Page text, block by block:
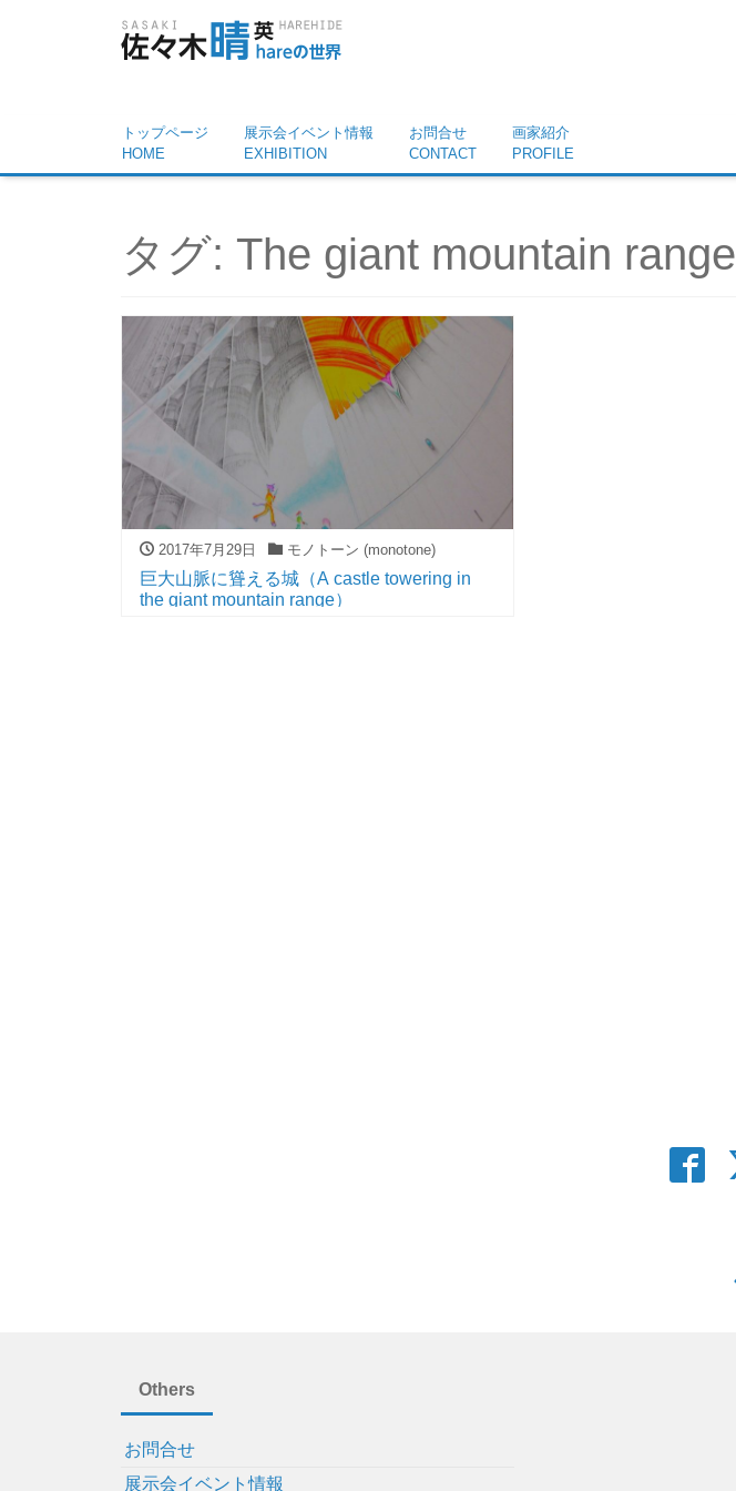
トップページ
HOME
展示会イベント情報
EXHIBITION
お問合せ
CONTACT
画家紹介
PROFILE
タグ: The giant mountain range
2017年7月29日 モノトーン (monotone)
巨大山脈に聳える城（A castle towering in
the giant mountain range）
Others
お問合せ
展示会イベント情報